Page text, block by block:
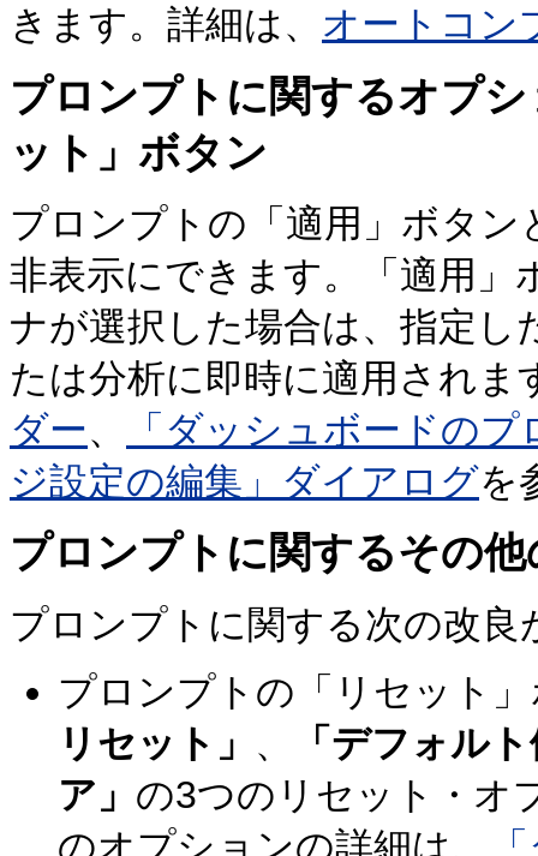
きます。詳細は、 オートコン
プロンプトに関するオプ
ット」ボタン
プロンプトの「適用」ボタ
非表示にできます。「適用
ナが選択した場合は、指定
たは分析に即時に適用されま
ダー、
「ダッシュボードの
ジ設定の編集」ダイアログを
プロンプトに関するその他
プロンプトに関する次の改良
プロンプトの「リセット
リセット」 、
「デフォル
ア」 の3つのリセット・オ
のオプションの詳細は、